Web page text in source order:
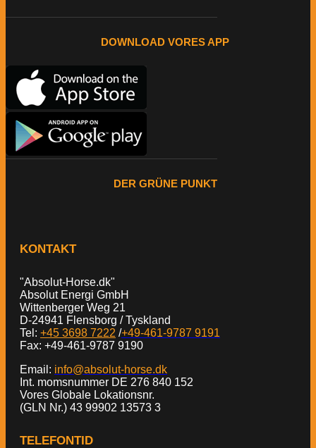
DOWNLOAD VORES APP
DER GRÜNE PUNKT
KONTAKT
"Absolut-Horse.dk"
Absolut Energi GmbH
Wittenberger Weg 21
D-24941 Flensborg / Tyskland
Tel: +45 3698 7222 /+49-461-9787 9191
Fax: +49-461-9787 9190
Email: info@absolut-horse.dk
Int. momsnummer DE 276 840 152
Vores Globale Lokationsnr.
(GLN Nr.) 43 99902 13573 3
TELEFONTID